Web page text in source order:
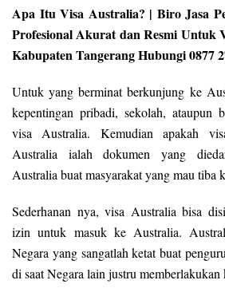
Apa Itu Visa Australia? | Biro Jasa
Profesional Akurat dan Resmi Untuk
Kabupaten Tangerang Hubungi 0877
Untuk yang berminat berkunjung ke
kepentingan pribadi, sekolah, ataupun
visa Australia. Kemudian apakah
Australia ialah dokumen yang
Australia buat masyarakat yang mau tiba
Sederhanan nya, visa Australia bisa
izin untuk masuk ke Australia.
Negara yang sangatlah ketat buat
di saat Negara lain justru memberlakukan